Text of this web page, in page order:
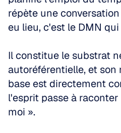
répète une
eu lieu, c'est le DMN
Il constitue le substrat
autoréférentielle, et
base est directement
l'esprit passe à
moi ».